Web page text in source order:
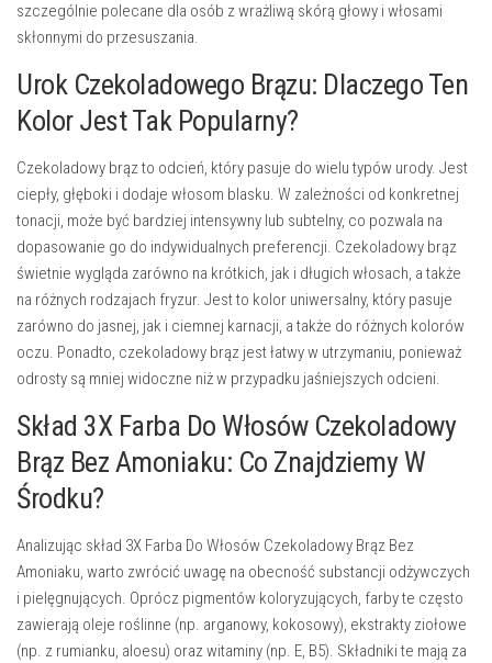
szczególnie polecane dla osób z wrażliwą skórą głowy i włosami
skłonnymi do przesuszania.
Urok Czekoladowego Brązu: Dlaczego Ten
Kolor Jest Tak Popularny?
Czekoladowy brąz to odcień, który pasuje do wielu typów urody. Jest
ciepły, głęboki i dodaje włosom blasku. W zależności od konkretnej
tonacji, może być bardziej intensywny lub subtelny, co pozwala na
dopasowanie go do indywidualnych preferencji. Czekoladowy brąz
świetnie wygląda zarówno na krótkich, jak i długich włosach, a także
na różnych rodzajach fryzur. Jest to kolor uniwersalny, który pasuje
zarówno do jasnej, jak i ciemnej karnacji, a także do różnych kolorów
oczu. Ponadto, czekoladowy brąz jest łatwy w utrzymaniu, ponieważ
odrosty są mniej widoczne niż w przypadku jaśniejszych odcieni.
Skład 3X Farba Do Włosów Czekoladowy
Brąz Bez Amoniaku: Co Znajdziemy W
Środku?
Analizując skład 3X Farba Do Włosów Czekoladowy Brąz Bez
Amoniaku, warto zwrócić uwagę na obecność substancji odżywczych
i pielęgnujących. Oprócz pigmentów koloryzujących, farby te często
zawierają oleje roślinne (np. arganowy, kokosowy), ekstrakty ziołowe
(np. z rumianku, aloesu) oraz witaminy (np. E, B5). Składniki te mają za